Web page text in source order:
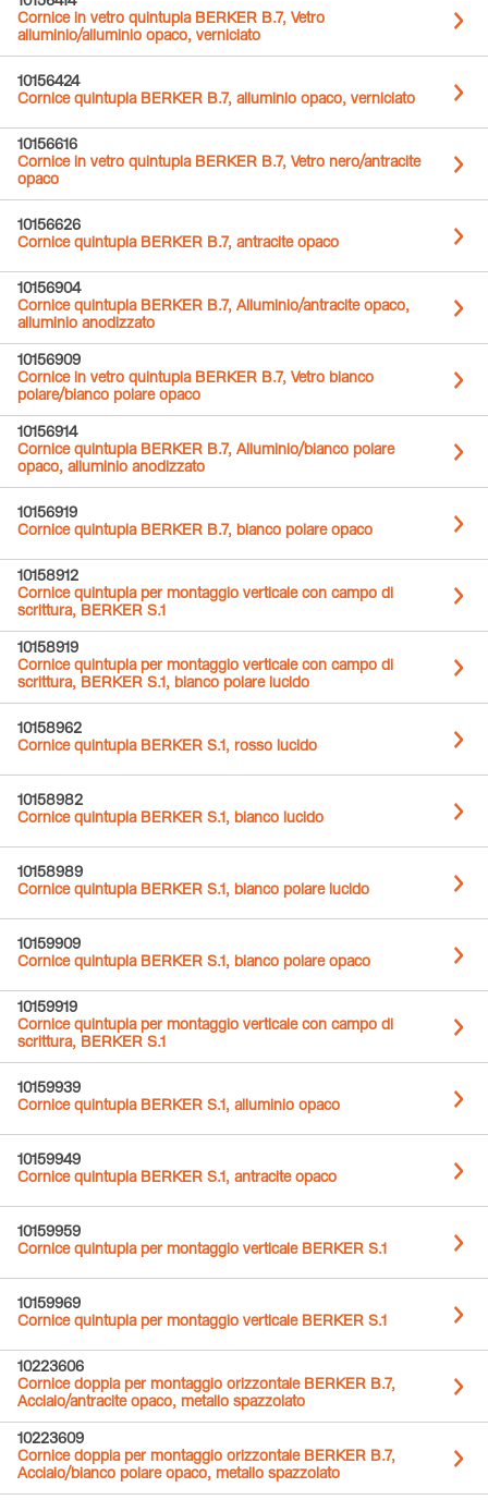
Cornice in vetro quintupla BERKER B.7, Vetro
alluminio/alluminio opaco, verniciato
10156424
Cornice quintupla BERKER B.7, alluminio opaco, verniciato
10156616
Cornice in vetro quintupla BERKER B.7, Vetro nero/antracite
opaco
10156626
Cornice quintupla BERKER B.7, antracite opaco
10156904
Cornice quintupla BERKER B.7, Alluminio/antracite opaco,
alluminio anodizzato
10156909
Cornice in vetro quintupla BERKER B.7, Vetro bianco
polare/bianco polare opaco
10156914
Cornice quintupla BERKER B.7, Alluminio/bianco polare
opaco, alluminio anodizzato
10156919
Cornice quintupla BERKER B.7, bianco polare opaco
10158912
Cornice quintupla per montaggio verticale con campo di
scrittura, BERKER S.1
10158919
Cornice quintupla per montaggio verticale con campo di
scrittura, BERKER S.1, bianco polare lucido
10158962
Cornice quintupla BERKER S.1, rosso lucido
10158982
Cornice quintupla BERKER S.1, bianco lucido
10158989
Cornice quintupla BERKER S.1, bianco polare lucido
10159909
Cornice quintupla BERKER S.1, bianco polare opaco
10159919
Cornice quintupla per montaggio verticale con campo di
scrittura, BERKER S.1
10159939
Cornice quintupla BERKER S.1, alluminio opaco
10159949
Cornice quintupla BERKER S.1, antracite opaco
10159959
Cornice quintupla per montaggio verticale BERKER S.1
10159969
Cornice quintupla per montaggio verticale BERKER S.1
10223606
Cornice doppia per montaggio orizzontale BERKER B.7,
Acciaio/antracite opaco, metallo spazzolato
10223609
Cornice doppia per montaggio orizzontale BERKER B.7,
Acciaio/bianco polare opaco, metallo spazzolato